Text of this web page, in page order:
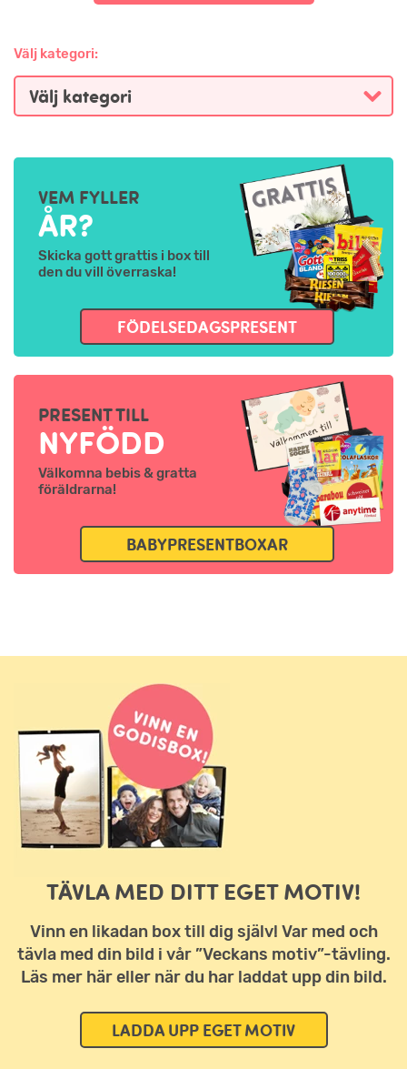
Välj kategori:
VEM FYLLER
ÅR?
Skicka gott grattis i box till
den du vill överraska!
FÖDELSEDAGSPRESENT
PRESENT TILL
NYFÖDD
Välkomna bebis & gratta
föräldrarna!
BABYPRESENTBOXAR
TÄVLA MED DITT EGET MOTIV!
Vinn en likadan box till dig själv! Var med och
tävla med din bild i vår ”Veckans motiv”-tävling.
Läs mer här eller när du har laddat upp din bild.
LADDA UPP EGET MOTIV